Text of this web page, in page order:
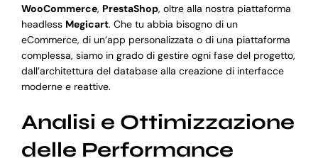
WooCommerce, PrestaShop, oltre alla nostra piattaforma
headless Megicart. Che tu abbia bisogno di un
eCommerce, di un’app personalizzata o di una piattaforma
complessa, siamo in grado di gestire ogni fase del progetto,
dall’architettura del database alla creazione di interfacce
moderne e reattive.
Analisi e Ottimizzazione
delle Performance